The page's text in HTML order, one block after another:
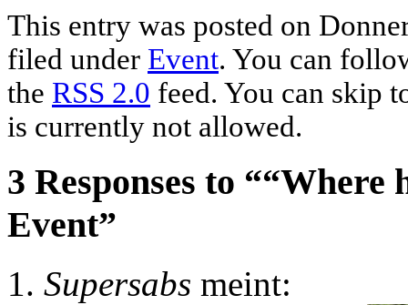
This entry was posted on
filed under Event. You can
the RSS 2.0 feed. You can skip
is currently not allowed.
3 Responses to
Event”
Supersabs meint: